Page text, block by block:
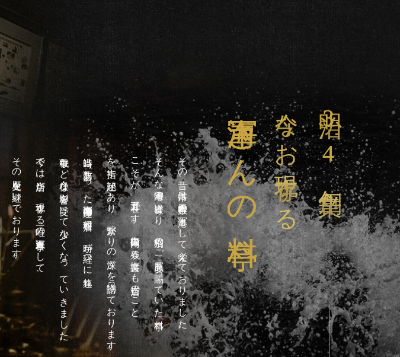
明治
3
4
年創業
今なお現存する
海軍さんの料亭
その昔、呉市は日本有数の軍港として栄えておりました。
そんな海軍の皆様より、格別のご贔屓を賜っていた料亭
こそが、五月荘です。自衛隊内に残る文書にも当店のこと
を指す記述があり、繋がりの深さを物語っております。
当時は数店あった海軍御用達の料理店も、時が経つに連れ、
戦争など様々な影響を受けて少なくなっていきました。
今では当店が、現存する唯一の海軍料亭として、
その歴史を継いでおります。